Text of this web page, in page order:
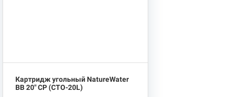
Картридж угольный NatureWater
BB 20" CP (CTO-20L)